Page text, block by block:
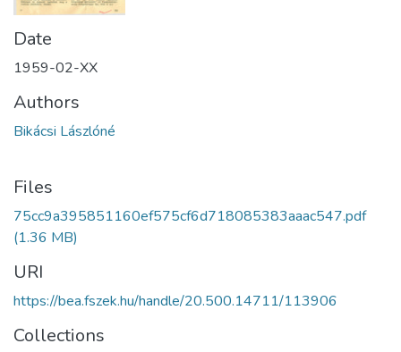
Date
1959-02-XX
Authors
Bikácsi Lászlóné
Files
75cc9a395851160ef575cf6d718085383aaac547.pdf
(1.36 MB)
URI
https://bea.fszek.hu/handle/20.500.14711/113906
Collections